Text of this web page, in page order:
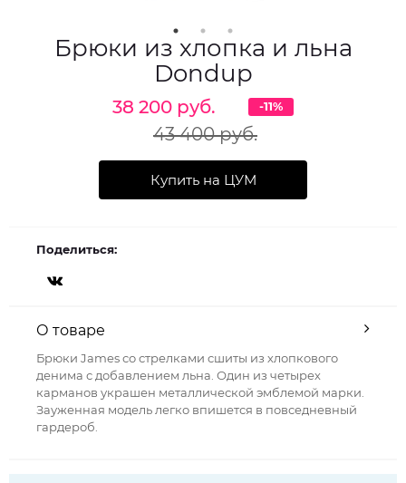
Брюки из хлопка и льна
Dondup
38 200 руб.
43 400 руб.
-11%
Купить на ЦУМ
Поделиться:
О товаре
Брюки James со стрелками сшиты из хлопкового
денима с добавлением льна. Один из четырех
карманов украшен металлической эмблемой марки.
Зауженная модель легко впишется в повседневный
гардероб.